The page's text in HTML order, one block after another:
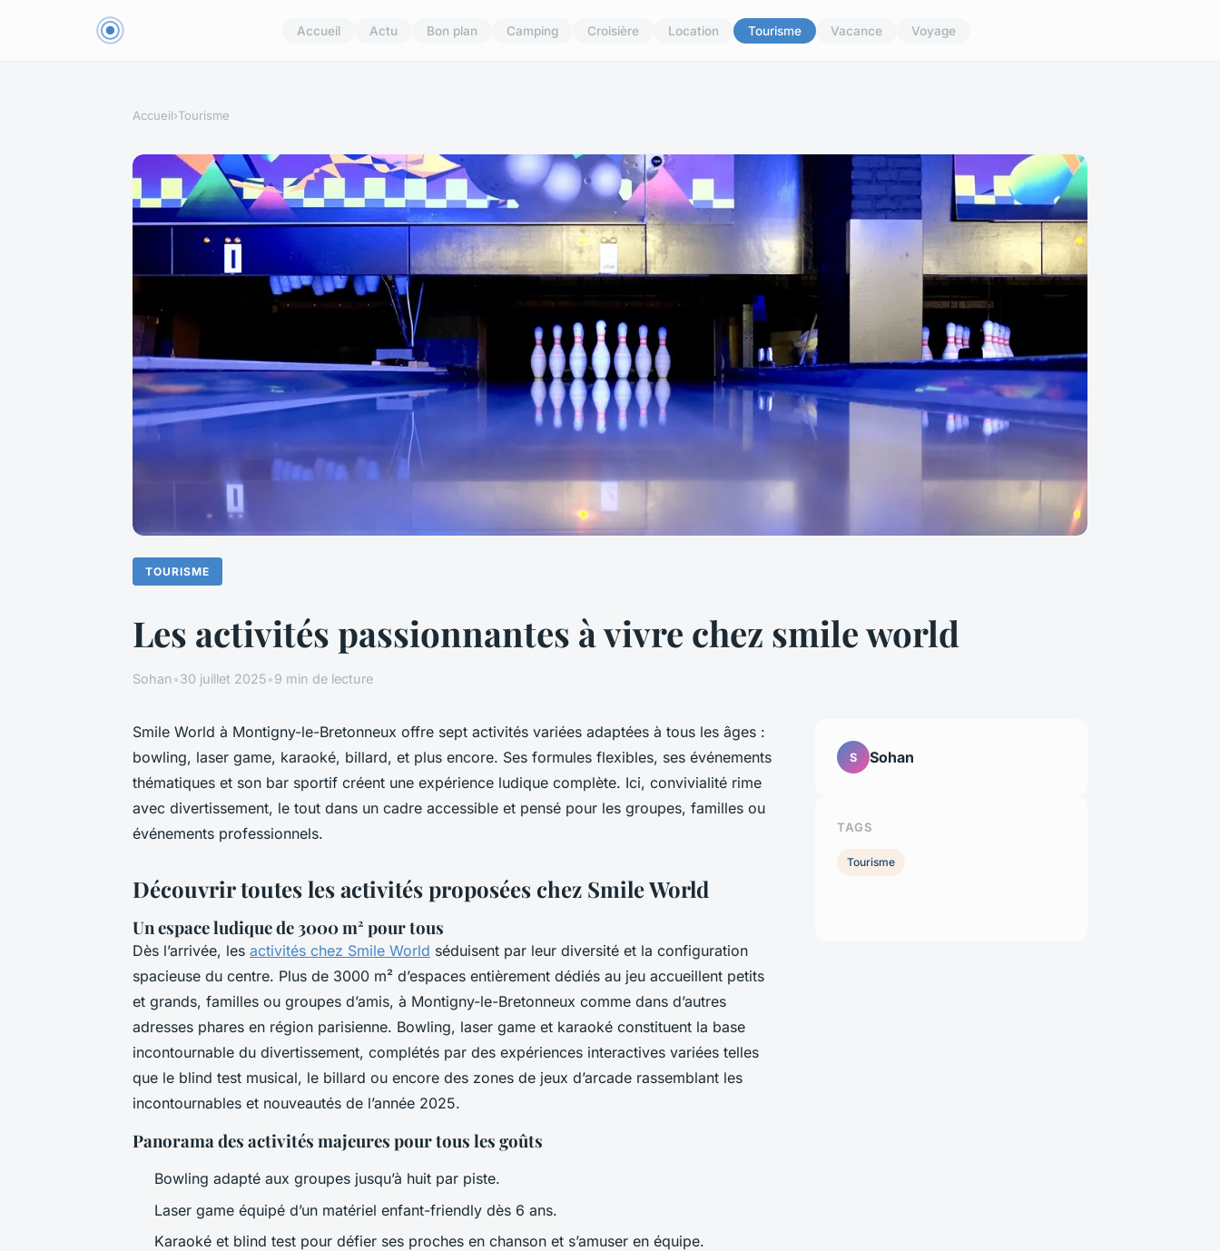
Accueil Actu Bon plan Camping Croisière Location Tourisme Vacance Voyage
Accueil›Tourisme
TOURISME
Les activités passionnantes à vivre chez smile world
Sohan•30 juillet 2025•9 min de lecture
Smile World à Montigny-le-Bretonneux offre sept activités variées adaptées à tous les âges :
bowling, laser game, karaoké, billard, et plus encore. Ses formules flexibles, ses événements
thématiques et son bar sportif créent une expérience ludique complète. Ici, convivialité rime
avec divertissement, le tout dans un cadre accessible et pensé pour les groupes, familles ou
événements professionnels.
Découvrir toutes les activités proposées chez Smile World
Un espace ludique de 3000 m² pour tous
Dès l’arrivée, les activités chez Smile World séduisent par leur diversité et la configuration
spacieuse du centre. Plus de 3000 m² d’espaces entièrement dédiés au jeu accueillent petits
et grands, familles ou groupes d’amis, à Montigny-le-Bretonneux comme dans d’autres
adresses phares en région parisienne. Bowling, laser game et karaoké constituent la base
incontournable du divertissement, complétés par des expériences interactives variées telles
que le blind test musical, le billard ou encore des zones de jeux d’arcade rassemblant les
incontournables et nouveautés de l’année 2025.
Panorama des activités majeures pour tous les goûts
Bowling adapté aux groupes jusqu’à huit par piste.
Laser game équipé d’un matériel enfant-friendly dès 6 ans.
Karaoké et blind test pour défier ses proches en chanson et s’amuser en équipe.
S Sohan
TAGS
Tourisme